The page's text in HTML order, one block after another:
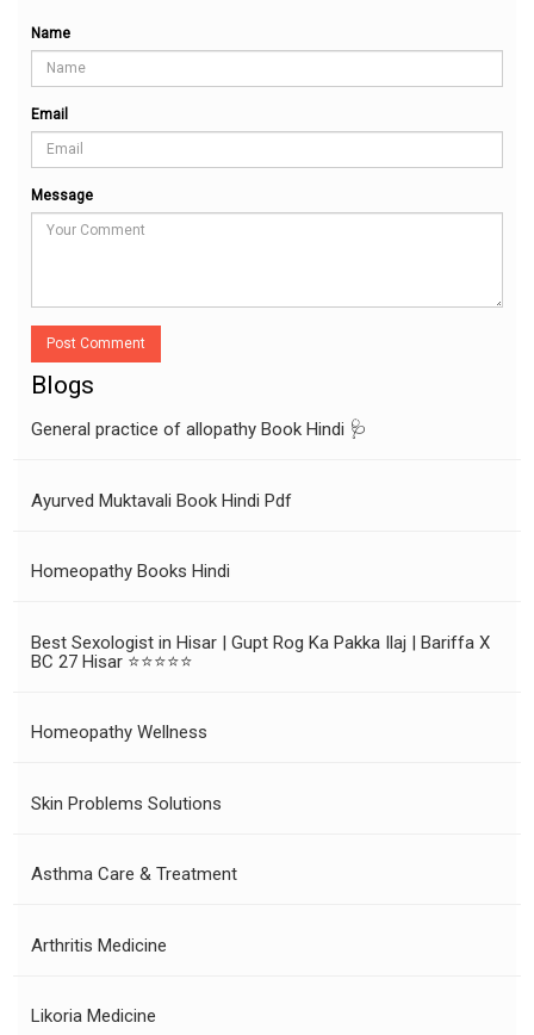
Name
Email
Message
Post Comment
Blogs
General practice of allopathy Book Hindi 🩺
Ayurved Muktavali Book Hindi Pdf
Homeopathy Books Hindi
Best Sexologist in Hisar | Gupt Rog Ka Pakka Ilaj | Bariffa X
BC 27 Hisar ⭐⭐⭐⭐⭐
Homeopathy Wellness
Skin Problems Solutions
Asthma Care & Treatment
Arthritis Medicine
Likoria Medicine